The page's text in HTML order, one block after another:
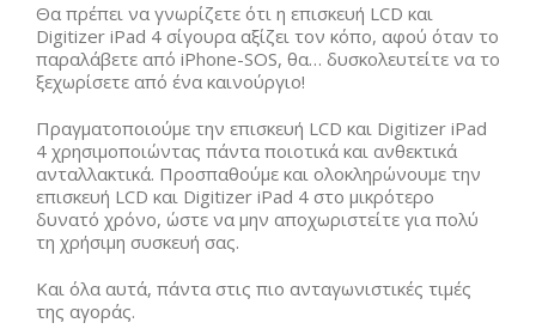
Θα πρέπει να γνωρίζετε ότι η επισκευή LCD και
Digitizer iPad 4 σίγουρα αξίζει τον κόπο, αφού όταν το
παραλάβετε από iPhone-SOS, θα… δυσκολευτείτε να το
ξεχωρίσετε από ένα καινούργιο!
Πραγματοποιούμε την επισκευή LCD και Digitizer iPad
4 χρησιμοποιώντας πάντα ποιοτικά και ανθεκτικά
ανταλλακτικά. Προσπαθούμε και ολοκληρώνουμε την
επισκευή LCD και Digitizer iPad 4 στο μικρότερο
δυνατό χρόνο, ώστε να μην αποχωριστείτε για πολύ
τη χρήσιμη συσκευή σας.
Και όλα αυτά, πάντα στις πιο ανταγωνιστικές τιμές
της αγοράς.